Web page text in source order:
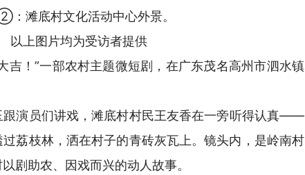
：滩底村文化活动中心外景。
以上图片均为受访者提供
吉！”一部农村主题微短剧，在广东茂名高州市泗水镇
跟演员们讲戏，滩底村村民王友香在一旁听得认真——
荔枝林，洒在村子的青砖灰瓦上。镜头内，是岭南村
剧助农、因戏而兴的动人故事。